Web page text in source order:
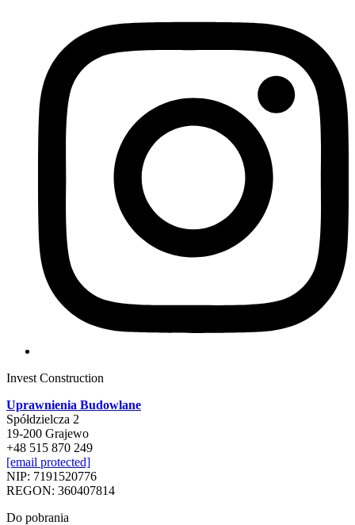
Invest Construction
Uprawnienia Budowlane
Spółdzielcza 2
19-200 Grajewo
+48 515 870 249
[email protected]
NIP: 7191520776
REGON: 360407814
Do pobrania